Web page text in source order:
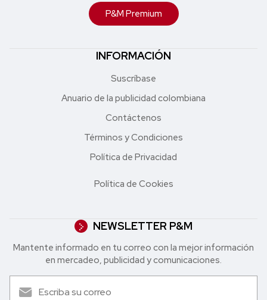
P&M Premium
INFORMACIÓN
Suscríbase
Anuario de la publicidad colombiana
Contáctenos
Términos y Condiciones
Política de Privacidad
Política de Cookies
NEWSLETTER P&M
Mantente informado en tu correo con la mejor in formación
en mercadeo, publicidad y comunicaciones.